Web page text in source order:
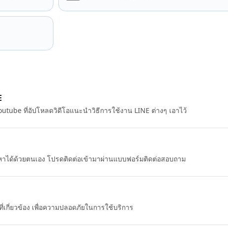
ที่อัปโหลดวิดีโอแนะนำวิธีการใช้งาน LINE ต่างๆ เอาไว้
ด้ด้วยตนเอง โปรดติดต่อเข้ามาผ่านแบบฟอร์มติดต่อสอบถาม
กี่ยวข้อง เพื่อความปลอดภัยในการใช้บริการ